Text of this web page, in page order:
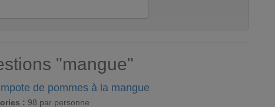
"mangue"
de pommes à la mangue
: 98 par personne